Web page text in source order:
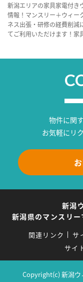
新潟エリアの家具家電付き
情報！マンスリー＋ウィー
ネス出張・研修の経費削減
てご利用いただけます！家
物件に関
お気軽にリ
新潟
新潟県のマンスリ
関連リンク サ
サイ
Copyright(c) 新潟